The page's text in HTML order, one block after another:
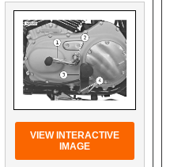
VIEW INTERACTIVE
IMAGE